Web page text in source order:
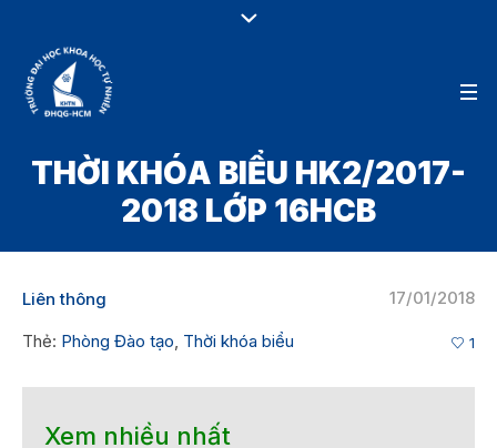
THỜI KHÓA BIỂU HK2/2017-
2018 LỚP 16HCB
17/01/2018
Liên thông
Thẻ: Phòng Đào tạo, Thời khóa biểu 1
Xem nhiều nhất